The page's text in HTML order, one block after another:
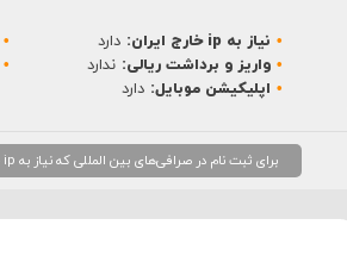
نیاز به ip خارج ایران:
دارد
واریز و برداشت ریالی: ندارد
اپلیکیشن موبایل: دارد
برای ثبت نام در صرافی‌های بین المللی که نیاز به ip خارج از ایران دارند، بهتر است از ip ثابت استفاده کنید.